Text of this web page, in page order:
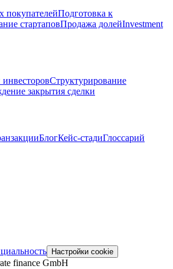
покупателейПодготовка к
стартаповПродажа долейInvestment
Структурирование
закрытия сделки
БлогКейс-стадиГлоссарий
Настройки cookie
finance GmbH